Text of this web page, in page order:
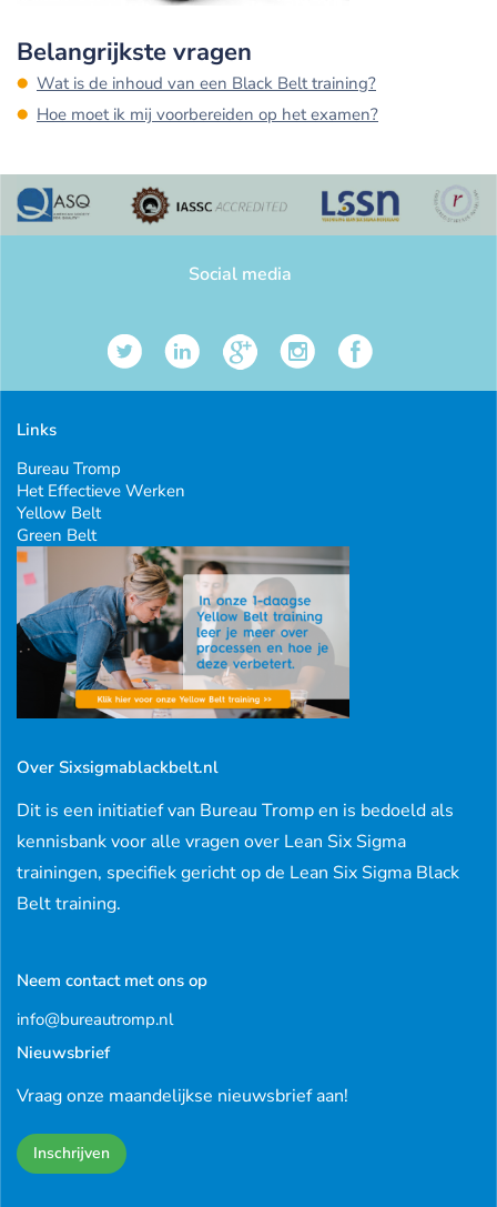
Belangrijkste vragen
Wat is de inhoud van een Black Belt training?
Hoe moet ik mij voorbereiden op het examen?
Social media
Links
Bureau Tromp
Het Effectieve Werken
Yellow Belt
Green Belt
Over Sixsigmablackbelt.nl
Dit is een initiatief van Bureau Tromp en is bedoeld als
kennisbank voor alle vragen over Lean Six Sigma
trainingen, specifiek gericht op de Lean Six Sigma Black
Belt training.
Neem contact met ons op
info@bureautromp.nl
Nieuwsbrief
Vraag onze maandelijkse nieuwsbrief aan!
Inschrijven